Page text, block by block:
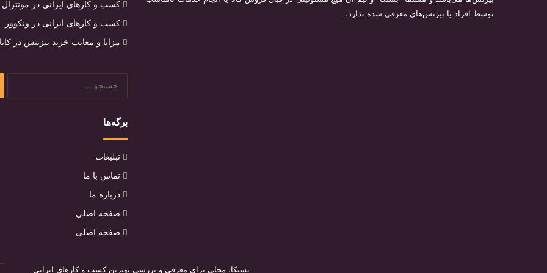
توسط افراد یا بیزنس‌های معرفی شده ندارد.
کسب و کارهای ایرانی در مونترال
کسب و کارهای ایرانی در ونکوور
مزایا و معایب خرید بیزینس در
برگه‌ها
تبلیغات
تماس با ما
درباره ما
صفحه اصلی
صفحه اصلی
بستکا، محلی برای معرفی و بررسی بهترین کسب و کارهای ایرانی